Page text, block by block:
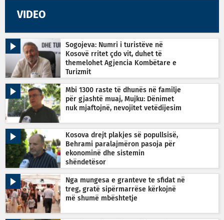
VIDEO
Sogojeva: Numri i turistëve në
Kosovë rritet çdo vit, duhet të
themelohet Agjencia Kombëtare e
Turizmit
Mbi 1300 raste të dhunës në familje
për gjashtë muaj, Mujku: Dënimet
nuk mjaftojnë, nevojitet vetëdijesim
Kosova drejt plakjes së popullsisë,
Behrami paralajmëron pasoja për
ekonominë dhe sistemin
shëndetësor
Nga mungesa e granteve te sfidat në
treg, gratë sipërmarrëse kërkojnë
më shumë mbështetje